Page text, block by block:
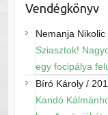
Vendégkönyv
Nemanja Nikolic
Sziasztok!
egy focipálya
Bíró Károly/
Kandó